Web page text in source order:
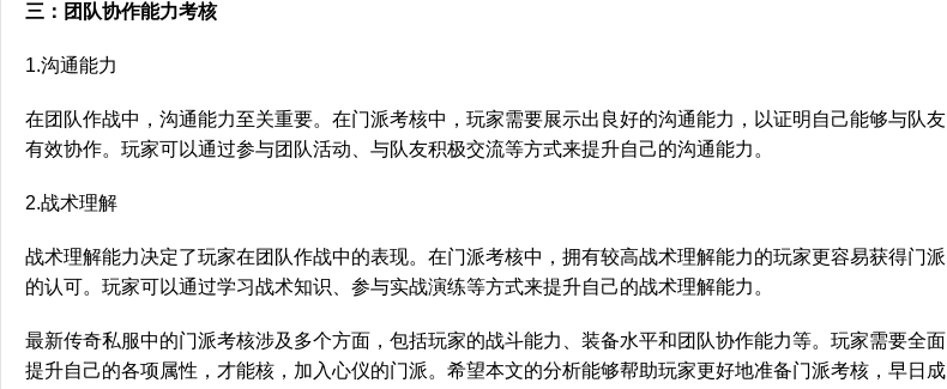
三：团队协作能力考核
1.沟通能力
在团队作战中，沟通能力至关重要。在门派考核中，玩家需要展示出良好的沟通能力，以证明自己能够与队友
有效协作。玩家可以通过参与团队活动、与队友积极交流等方式来提升自己的沟通能力。
2.战术理解
战术理解能力决定了玩家在团队作战中的表现。在门派考核中，拥有较高战术理解能力的玩家更容易获得门派
的认可。玩家可以通过学习战术知识、参与实战演练等方式来提升自己的战术理解能力。
最新传奇私服中的门派考核涉及多个方面，包括玩家的战斗能力、装备水平和团队协作能力等。玩家需要全面
提升自己的各项属性，才能核，加入心仪的门派。希望本文的分析能够帮助玩家更好地准备门派考核，早日成